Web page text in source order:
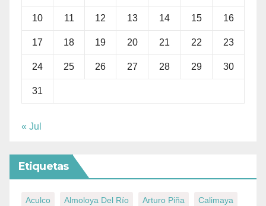
10 11 12 13 14 15 16
17 18 19 20 21 22 23
24 25 26 27 28 29 30
31
« Jul
Etiquetas
Aculco Almoloya Del Río Arturo Piña Calimaya